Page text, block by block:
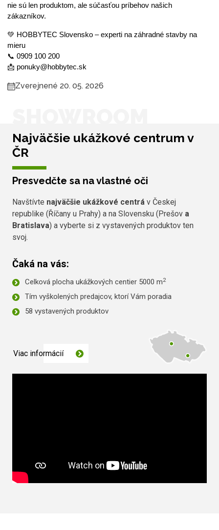
nie sú len produktom, ale súčasťou príbehov našich
zákazníkov.
💚 HOBBYTEC Slovensko – experti na záhradné stavby na
mieru
📞 0909 100 200
📩 ponuky@hobbytec.sk
Zverejnené 20. 05. 2026
Najväčšie ukážkové centrum v
ČR
Presvedčte sa na vlastné oči
Navštívte najväčšie ukážkové centrá v Českej
republike (Říčany u Prahy) a na Slovensku (Prešov a
Bratislava) a vyberte si z vystavených produktov ten
svoj.
Čaká na vás:
Celková plocha ukážkových centier 5000 m2
Tím vyškolených predajcov, ktorí Vám poradia
58 vystavených produktov
Viac informácií